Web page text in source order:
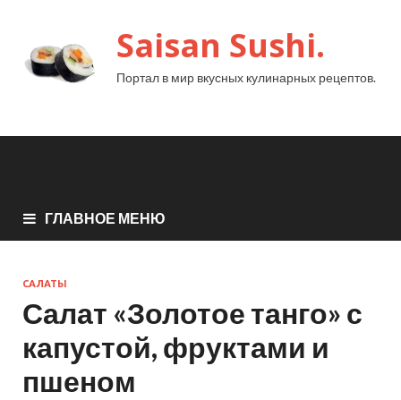
Saisan Sushi.
Портал в мир вкусных кулинарных рецептов.
ГЛАВНОЕ МЕНЮ
САЛАТЫ
Салат «Золотое танго» с
капустой, фруктами и
пшеном